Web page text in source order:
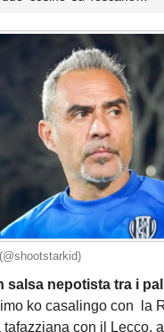
salsa nepotista tra i
ko casalingo con la
con il Lecco,